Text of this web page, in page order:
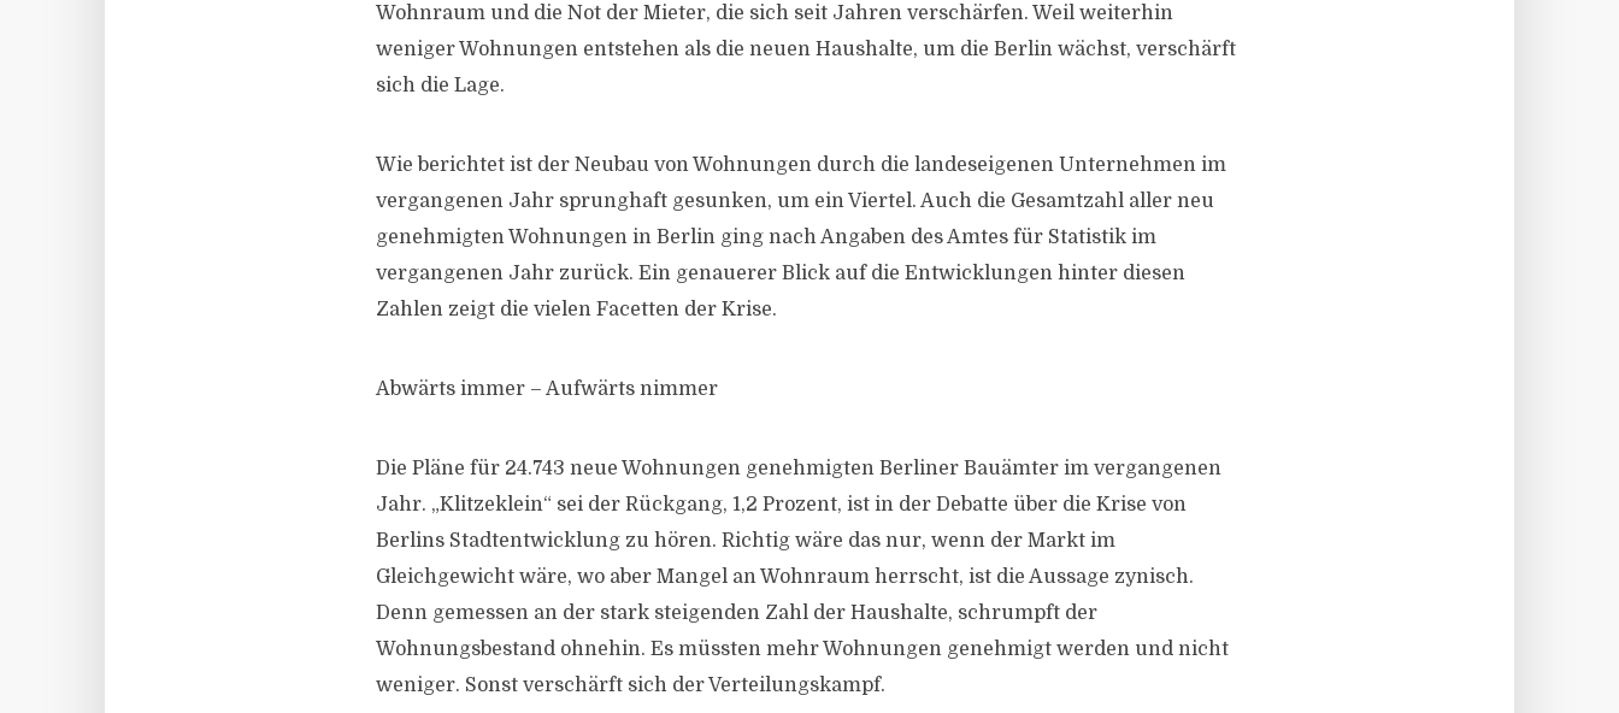
Wohnraum und die Not der Mieter, die sich seit Jahren verschärfen. Weil weiterhin
weniger Wohnungen entstehen als die neuen Haushalte, um die Berlin wächst, verschärft
sich die Lage.
Wie berichtet ist der Neubau von Wohnungen durch die landeseigenen Unternehmen im
vergangenen Jahr sprunghaft gesunken, um ein Viertel. Auch die Gesamtzahl aller neu
genehmigten Wohnungen in Berlin ging nach Angaben des Amtes für Statistik im
vergangenen Jahr zurück. Ein genauerer Blick auf die Entwicklungen hinter diesen
Zahlen zeigt die vielen Facetten der Krise.
Abwärts immer – Aufwärts nimmer
Die Pläne für 24.743 neue Wohnungen genehmigten Berliner Bauämter im vergangenen
Jahr. „Klitzeklein“ sei der Rückgang, 1,2 Prozent, ist in der Debatte über die Krise von
Berlins Stadtentwicklung zu hören. Richtig wäre das nur, wenn der Markt im
Gleichgewicht wäre, wo aber Mangel an Wohnraum herrscht, ist die Aussage zynisch.
Denn gemessen an der stark steigenden Zahl der Haushalte, schrumpft der
Wohnungsbestand ohnehin. Es müssten mehr Wohnungen genehmigt werden und nicht
weniger. Sonst verschärft sich der Verteilungskampf.